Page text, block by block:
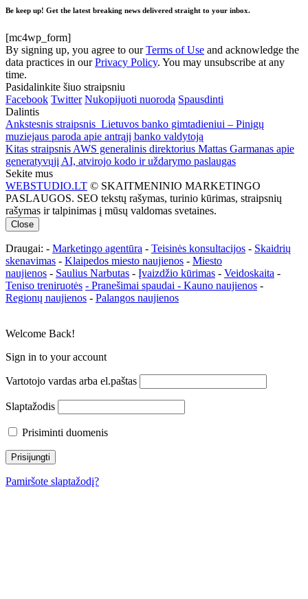
Be keep up! Get the latest breaking news delivered straight to your inbox.
[mc4wp_form]
By signing up, you agree to ourTerms of Use and acknowledge the
data practices in ourPrivacy Policy. You may unsubscribe at any
time.
Pasidalinkite šiuo straipsniu
Facebook Twitter Nukopijuoti nuorodą Spausdinti
Dalintis
Ankstesnis straipsnis Lietuvos banko gimtadieniui – Pinigų
muziejaus paroda apie antrąjį banko valdytoją
Kitas straipsnis AWS generalinis direktorius Mattas Garmanas apie
generatyvųjį AI, atvirojo kodo ir uždarymo paslaugas
Sekite mus
WEBSTUDIO.LT © SKAITMENINIO MARKETINGO
PASLAUGOS. SEO tekstų rašymas, turinio kūrimas, straipsnių
rašymas ir talpinimas į mūsų valdomas svetaines.
Close
Draugai: - Marketingo agentūra - Teisinės konsultacijos - Skaidrių
skenavimas - Klaipedos miesto naujienos - Miesto
naujienos - Saulius Narbutas - Įvaizdžio kūrimas - Veidoskaita -
Teniso treniruotės - Pranešimai spaudai - Kauno naujienos -
Regionų naujienos - Palangos naujienos
Welcome Back!
Sign in to your account
Vartotojo vardas arba el.paštas
Slaptažodis
Prisiminti duomenis
Pamiršote slaptažodį?